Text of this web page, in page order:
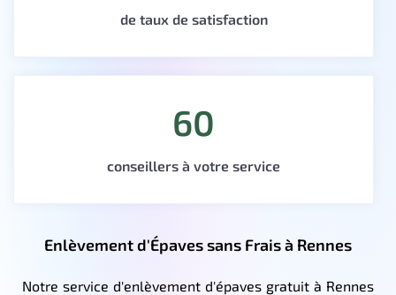
de taux de satisfaction
60
conseillers à votre service
Enlèvement d'Épaves sans Frais à Rennes
Notre service d'enlèvement d'épaves gratuit à Rennes